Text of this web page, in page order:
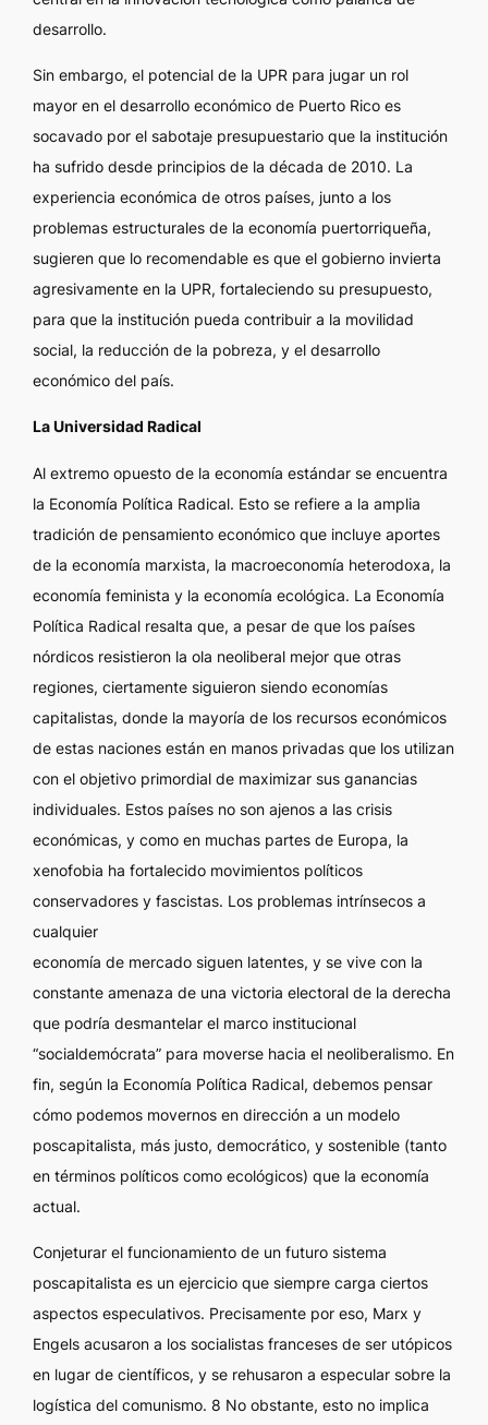
desarrollo.
Sin embargo, el potencial de la UPR para jugar un rol
mayor en el desarrollo económico de Puerto Rico es
socavado por el sabotaje presupuestario que la institución
ha sufrido desde principios de la década de 2010. La
experiencia económica de otros países, junto a los
problemas estructurales de la economía puertorriqueña,
sugieren que lo recomendable es que el gobierno invierta
agresivamente en la UPR, fortaleciendo su presupuesto,
para que la institución pueda contribuir a la movilidad
social, la reducción de la pobreza, y el desarrollo
económico del país.
La Universidad Radical
Al extremo opuesto de la economía estándar se encuentra
la Economía Política Radical. Esto se refiere a la amplia
tradición de pensamiento económico que incluye aportes
de la economía marxista, la macroeconomía heterodoxa, la
economía feminista y la economía ecológica. La Economía
Política Radical resalta que, a pesar de que los países
nórdicos resistieron la ola neoliberal mejor que otras
regiones, ciertamente siguieron siendo economías
capitalistas, donde la mayoría de los recursos económicos
de estas naciones están en manos privadas que los utilizan
con el objetivo primordial de maximizar sus ganancias
individuales. Estos países no son ajenos a las crisis
económicas, y como en muchas partes de Europa, la
xenofobia ha fortalecido movimientos políticos
conservadores y fascistas. Los problemas intrínsecos a
cualquier
economía de mercado siguen latentes, y se vive con la
constante amenaza de una victoria electoral de la derecha
que podría desmantelar el marco institucional
“socialdemócrata” para moverse hacia el neoliberalismo. En
fin, según la Economía Política Radical, debemos pensar
cómo podemos movernos en dirección a un modelo
poscapitalista, más justo, democrático, y sostenible (tanto
en términos políticos como ecológicos) que la economía
actual.
Conjeturar el funcionamiento de un futuro sistema
poscapitalista es un ejercicio que siempre carga ciertos
aspectos especulativos. Precisamente por eso, Marx y
Engels acusaron a los socialistas franceses de ser utópicos
en lugar de científicos, y se rehusaron a especular sobre la
logística del comunismo. 8 No obstante, esto no implica